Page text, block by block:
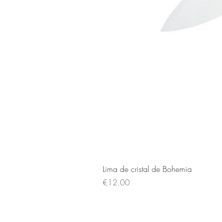
Lima de cristal de Bohemia
Price
€12.00